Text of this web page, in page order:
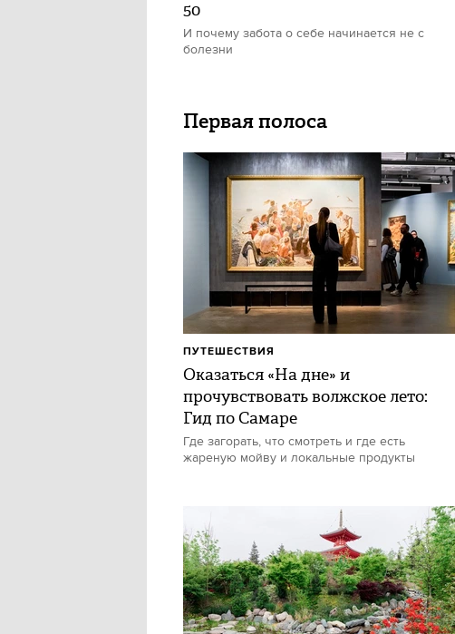
50
И почему забота о себе начинается не с
болезни
Первая полоса
Оказаться «На дне» и
прочувствовать волжское лето:
Гид по Самаре
Где загорать, что смотреть и где есть
жареную мойву и локальные продукты
ПУТЕШЕСТВИЯ